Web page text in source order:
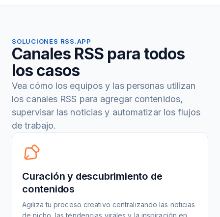
SOLUCIONES RSS.APP
Canales RSS para todos
los casos
Vea cómo los equipos y las personas utilizan
los canales RSS para agregar contenidos,
supervisar las noticias y automatizar los flujos
de trabajo.
Curación y descubrimiento de
contenidos
Agiliza tu proceso creativo centralizando las noticias
de nicho, las tendencias virales y la inspiración en